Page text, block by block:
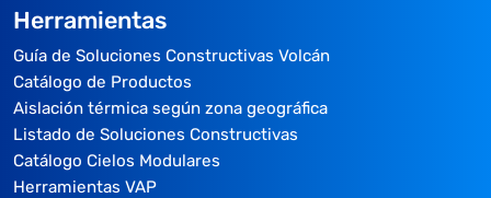
Herramientas
Guía de Soluciones Constructivas Volcán
Catálogo de Productos
Aislación térmica según zona geográfica
Listado de Soluciones Constructivas
Catálogo Cielos Modulares
Herramientas VAP